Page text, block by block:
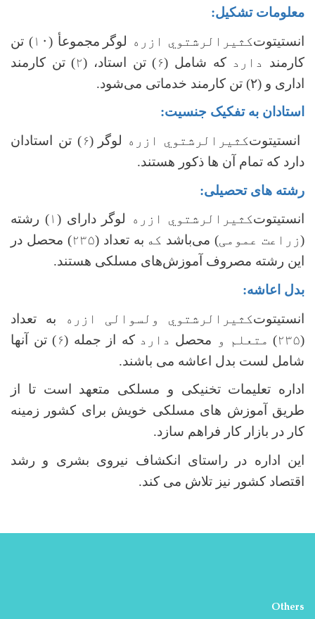
معلومات تشکیل:
انستیتوتکثیرالرشتوي ازره لوگر مجموعأ (۱۰) تن
کارمند
دارد که شامل (۶) تن استاد، (۲) تن کارمند
اداری و (۲) تن کارمند خدماتی می‌شود.
استادان به تفکیک جنسیت:
انستیتوتکثیرالرشتوي ازره لوگر (۶) تن استادان
دارد که تمام آن ها ذکور هستند.
رشته های تحصیلی:
انستیتوتکثیرالرشتوي ازره لوگر دارای (۱) رشته
(زراعت عمومی) می‌باشد که به تعداد (۲۳۵) محصل در
این رشته‌ مصروف آموزش‌های مسلکی هستند.
بدل اعاشه:
انستیتوتکثیرالرشتوي ولسوالی ازره
به تعداد
(۲۳۵)
متعلم و محصل دارد که از جمله (۶)
تن آنها
شامل لست بدل اعاشه می باشند.
اداره تعلیمات تخنیکی و مسلکی متعهد است تا از
طریق آموزش های مسلکی خویش برای کشور زمینه
کار در بازار کار فراهم سازد.
این اداره در راستای انکشاف نیروی بشری و رشد
اقتصاد کشور نیز تلاش می کند.
Others